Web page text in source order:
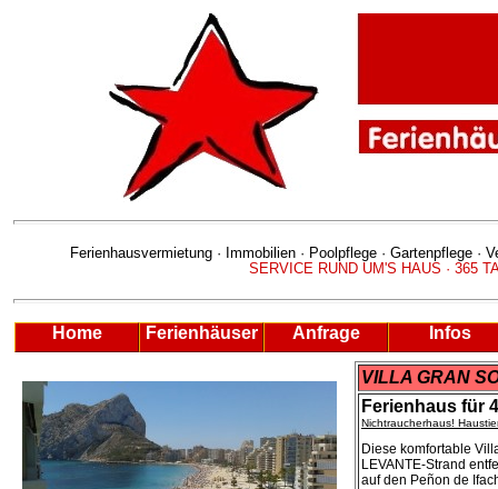
Ferienhausvermietung · Immobilien · Poolpflege · Gartenpflege ·
SERVICE RUND UM'S HAUS · 365
Home Ferienhäuser Anfrage Infos
VILLA GRAN
Ferienhaus für
Nichtraucherhaus!
Diese komfortable
LEVANTE-Strand
aufden Peñon de